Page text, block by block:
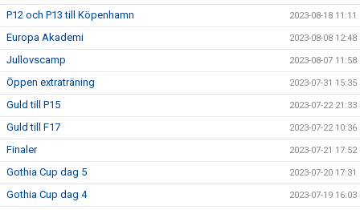
P12 och P13 till Köpenhamn 2023-08-18 11:11
Europa Akademi 2023-08-08 12:48
Jullovscamp 2023-08-07 11:58
Öppen extraträning 2023-07-31 15:35
Guld till P15 2023-07-22 21:33
Guld till F17 2023-07-22 10:36
Finaler 2023-07-21 17:52
Gothia Cup dag 5 2023-07-20 17:31
Gothia Cup dag 4 2023-07-19 16:03